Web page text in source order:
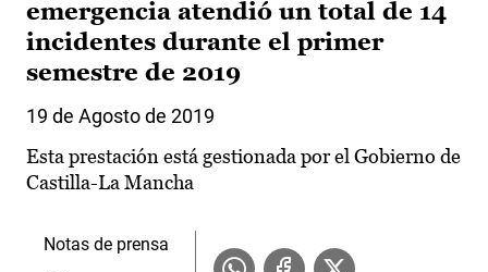
emergencia atendió un total de 14
incidentes durante el primer
semestre de 2019
19 de Agosto de 2019
Esta prestación está gestionada por el Gobierno de
Castilla-La Mancha
Notas de prensa